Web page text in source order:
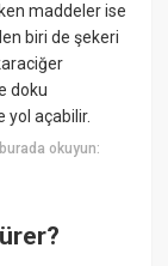
maddeler ise
biri de şekeri
doku
yol açabilir.
okuyun: